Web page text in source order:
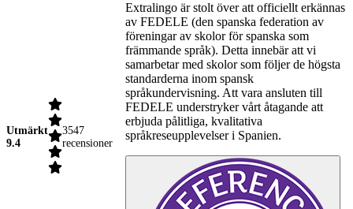
Utmärkt
9.4
3547
recensioner
Extralingo är stolt över att officiellt erkännas
av FEDELE (den spanska federation av
föreningar av skolor för spanska som
främmande språk). Detta innebär att vi
samarbetar med skolor som följer de högsta
standarderna inom spansk
språkundervisning. Att vara ansluten till
FEDELE understryker vårt åtagande att
erbjuda pålitliga, kvalitativa
språkreseupplevelser i Spanien.